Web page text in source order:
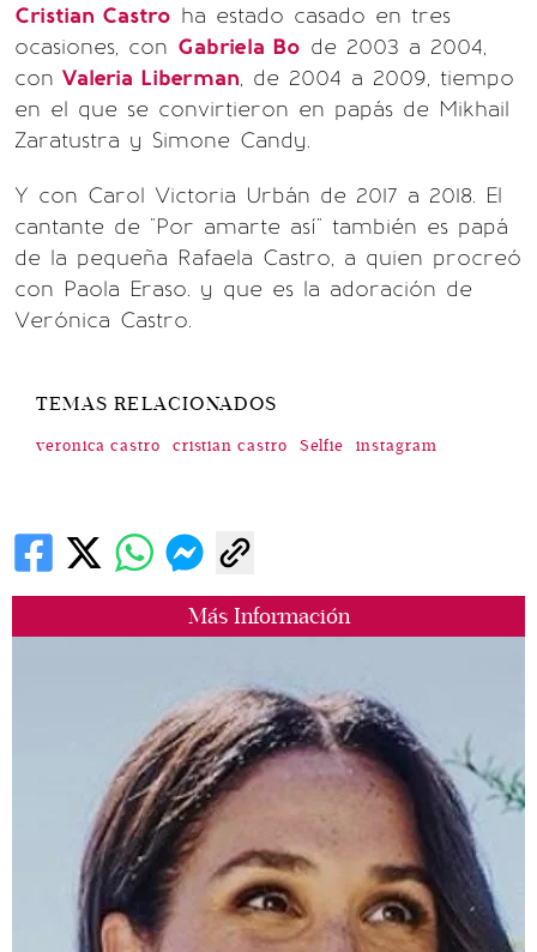
Más Información
Cristian Castro ha estado casado en tres
ocasiones, con Gabriela Bo de 2003 a 2004,
con Valeria Liberman, de 2004 a 2009, tiempo
en el que se convirtieron en papás de Mikhail
Zaratustra y Simone Candy.
Y con Carol Victoria Urbán de 2017 a 2018. El
cantante de "Por amarte así" también es papá
de la pequeña Rafaela Castro, a quien procreó
con Paola Eraso. y que es la adoración de
Verónica Castro.
TEMAS RELACIONADOS
veronica castro cristian castro Selfie instagram